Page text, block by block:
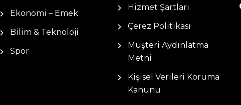
Ekonomi – Emek
Bilim & Teknoloji
Spor
Hizmet Şartları
Çerez Politikası
Müşteri Aydınlatma
Metni
Kişisel Verileri Koruma
Kanunu